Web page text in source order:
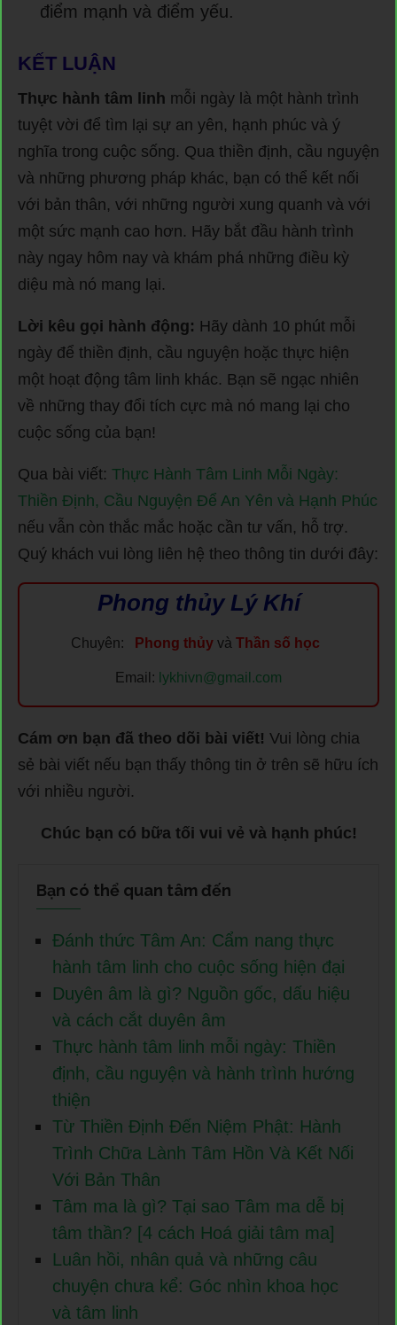
điểm mạnh và điểm yếu.
KẾT LUẬN
Thực hành tâm linh mỗi ngày là một hành trình
tuyệt vời để tìm lại sự an yên, hạnh phúc và ý
nghĩa trong cuộc sống. Qua thiền định, cầu nguyện
và những phương pháp khác, bạn có thể kết nối
với bản thân, với những người xung quanh và với
một sức mạnh cao hơn. Hãy bắt đầu hành trình
này ngay hôm nay và khám phá những điều kỳ
diệu mà nó mang lại.
Lời kêu gọi hành động: Hãy dành 10 phút mỗi
ngày để thiền định, cầu nguyện hoặc thực hiện
một hoạt động tâm linh khác. Bạn sẽ ngạc nhiên
về những thay đổi tích cực mà nó mang lại cho
cuộc sống của bạn!
Qua bài viết: Thực Hành Tâm Linh Mỗi Ngày:
Thiền Định, Cầu Nguyện Để An Yên và Hạnh Phúc
nếu vẫn còn thắc mắc hoặc cần tư vấn, hỗ trợ.
Quý khách vui lòng liên hệ theo thông tin dưới đây:
Phong thủy Lý Khí
Chuyên: Phong thủyvà Thần số học
Email: lykhivn@gmail.com
Cám ơn bạn đã theo dõi bài viết! Vui lòng chia
sẻ bài viết nếu bạn thấy thông tin ở trên sẽ hữu ích
với nhiều người.
Chúc bạn có bữa tối vui vẻ và hạnh phúc!
Bạn có thể quan tâm đến
Đánh thức Tâm An: Cẩm nang thực
hành tâm linh cho cuộc sống hiện đại
Duyên âm là gì? Nguồn gốc, dấu hiệu
và cách cắt duyên âm
Thực hành tâm linh mỗi ngày: Thiền
định, cầu nguyện và hành trình hướng
thiện
Từ Thiền Định Đến Niệm Phật: Hành
Trình Chữa Lành Tâm Hồn Và Kết Nối
Với Bản Thân
Tâm ma là gì? Tại sao Tâm ma dễ bị
tâm thần? [4 cách Hoá giải tâm ma]
Luân hồi, nhân quả và những câu
chuyện chưa kể: Góc nhìn khoa học
và tâm linh